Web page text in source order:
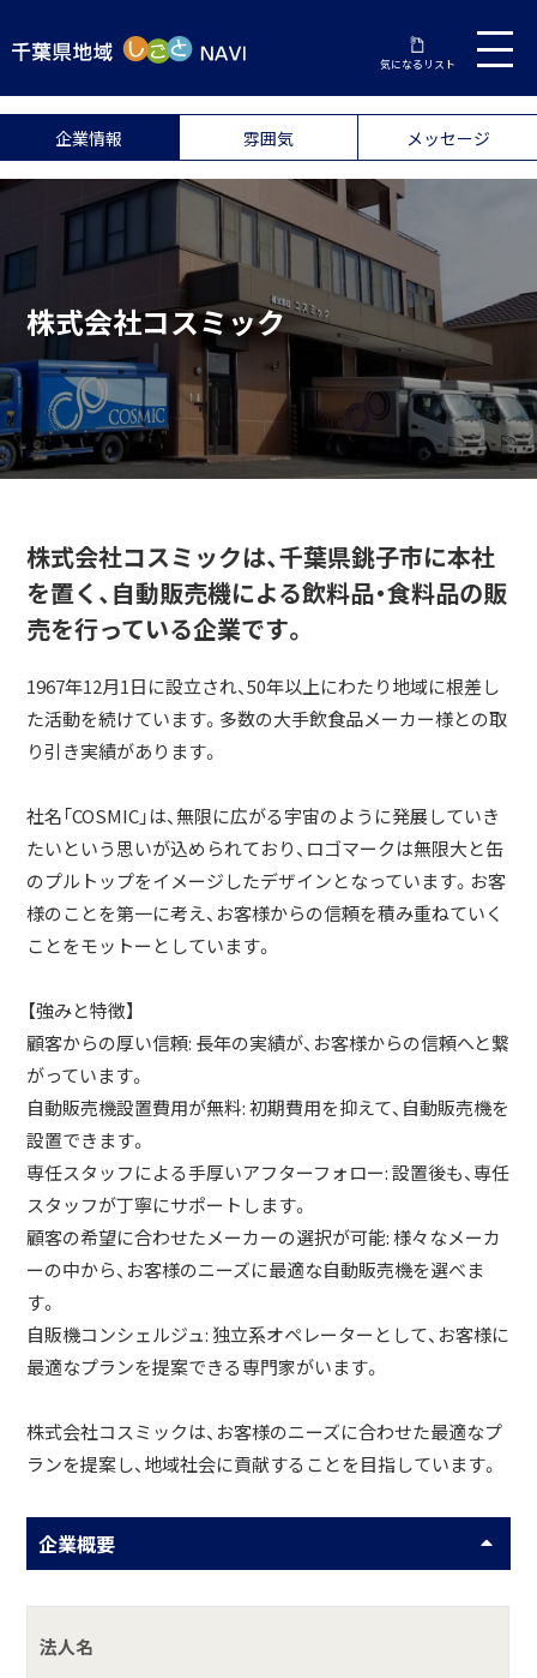
気になるリスト
企業情報 雰囲気 メッセージ
株式会社コスミック
株式会社コスミックは、千葉県銚子市に本社
を置く、自動販売機による飲料品・食料品の販
売を行っている企業です。
1967年12月1日に設立され、50年以上にわたり地域に根差し
た活動を続けています。多数の大手飲食品メーカー様との取
り引き実績があります。
社名「COSMIC」は、無限に広がる宇宙のように発展していき
たいという思いが込められており、ロゴマークは無限大と缶
のプルトップをイメージしたデザインとなっています。お客
様のことを第一に考え、お客様からの信頼を積み重ねていく
ことをモットーとしています。
【強みと特徴】
顧客からの厚い信頼: 長年の実績が、お客様からの信頼へと繋
がっています。
自動販売機設置費用が無料: 初期費用を抑えて、自動販売機を
設置できます。
専任スタッフによる手厚いアフターフォロー: 設置後も、専任
スタッフが丁寧にサポートします。
顧客の希望に合わせたメーカーの選択が可能: 様々なメーカ
ーの中から、お客様のニーズに最適な自動販売機を選べま
す。
自販機コンシェルジュ: 独立系オペレーターとして、お客様に
最適なプランを提案できる専門家がいます。
株式会社コスミックは、お客様のニーズに合わせた最適なプ
ランを提案し、地域社会に貢献することを目指しています。
企業概要
法人名